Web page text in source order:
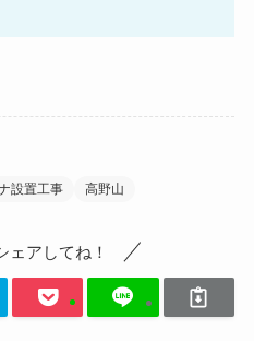
設置工事 高野山
ェアしてね！